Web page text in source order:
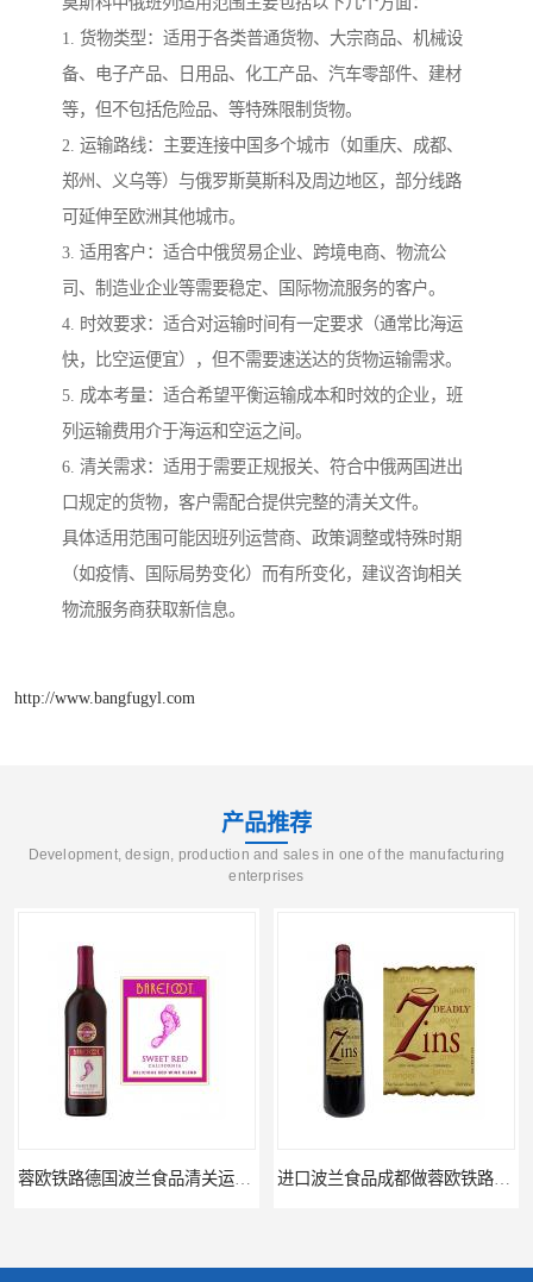
1. 货物类型：适用于各类普通货物、大宗商品、机械设
备、电子产品、日用品、化工产品、汽车零部件、建材
等，但不包括危险品、等特殊限制货物。
2. 运输路线：主要连接中国多个城市（如重庆、成都、
郑州、义乌等）与俄罗斯莫斯科及周边地区，部分线路
可延伸至欧洲其他城市。
3. 适用客户：适合中俄贸易企业、跨境电商、物流公
司、制造业企业等需要稳定、国际物流服务的客户。
4. 时效要求：适合对运输时间有一定要求（通常比海运
快，比空运便宜），但不需要速送达的货物运输需求。
5. 成本考量：适合希望平衡运输成本和时效的企业，班
列运输费用介于海运和空运之间。
6. 清关需求：适用于需要正规报关、符合中俄两国进出
口规定的货物，客户需配合提供完整的清关文件。
具体适用范围可能因班列运营商、政策调整或特殊时期
（如疫情、国际局势变化）而有所变化，建议咨询相关
物流服务商获取新信息。
http://www.bangfugyl.com
产品推荐
Development, design, production and sales in one of the manufacturing
enterprises
蓉欧铁路德国波兰食品清关运输门到门 进口波兰食品成都做蓉欧铁路代理的公司